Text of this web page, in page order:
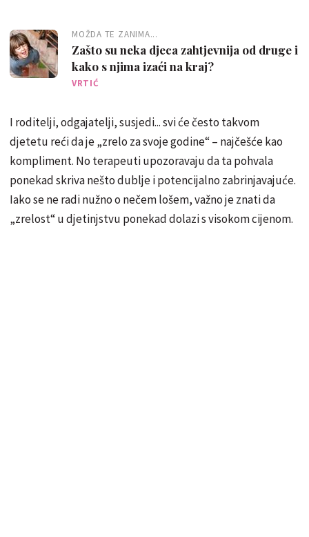
MOŽDA TE ZANIMA...
Zašto su neka djeca zahtjevnija od druge i
kako s njima izaći na kraj?
VRTIĆ
I roditelji, odgajatelji, susjedi... svi će često takvom
djetetu reći da je „zrelo za svoje godine“ – najčešće kao
kompliment. No terapeuti upozoravaju da ta pohvala
ponekad skriva nešto dublje i potencijalno zabrinjavajuće.
Iako se ne radi nužno o nečem lošem, važno je znati da
„zrelost“ u djetinjstvu ponekad dolazi s visokom cijenom.